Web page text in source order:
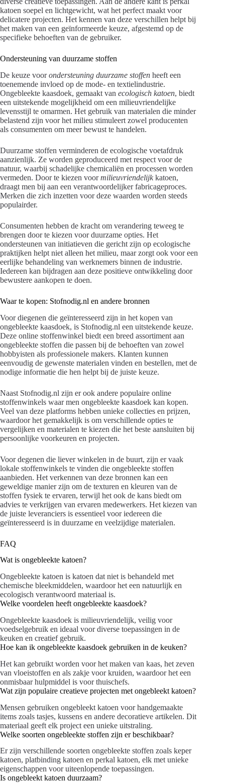
katoen soepel en lichtgewicht, wat het perfect maakt voor
delicatere projecten. Het kennen van deze verschillen helpt bij
het maken van een geïnformeerde keuze, afgestemd op de
specifieke behoeften van de gebruiker.
Ondersteuning van duurzame stoffen
De keuze voorondersteuning duurzame stoffen heeft een
toenemende invloed op de mode- en textielindustrie.
Ongebleekte kaasdoek, gemaakt van ecologisch katoen, biedt
een uitstekende mogelijkheid om een milieuvriendelijke
levensstijl te omarmen. Het gebruik van materialen die minder
belastend zijn voor het milieu stimuleert zowel producenten
als consumenten om meer bewust te handelen.
Duurzame stoffen verminderen de ecologische voetafdruk
aanzienlijk. Ze worden geproduceerd met respect voor de
natuur, waarbij schadelijke chemicaliën en processen worden
vermeden. Door te kiezen voormilieuvriendelijkkatoen,
draagt men bij aan een verantwoordelijker fabricageproces.
Merken die zich inzetten voor deze waarden worden steeds
populairder.
Consumenten hebben de kracht om verandering teweeg te
brengen door te kiezen voor duurzame opties. Het
ondersteunen van initiatieven die gericht zijn op ecologische
praktijken helpt niet alleen het milieu, maar zorgt ook voor een
eerlijke behandeling van werknemers binnen de industrie.
Iedereen kan bijdragen aan deze positieve ontwikkeling door
bewustere aankopen te doen.
Waar te kopen: Stofnodig.nl en andere bronnen
Voor diegenen die geïnteresseerd zijn in het kopen van
ongebleekte kaasdoek, is Stofnodig.nl een uitstekende keuze.
Deze online stoffenwinkel biedt een breed assortiment aan
ongebleekte stoffen die passen bij de behoeften van zowel
hobbyisten als professionele makers. Klanten kunnen
eenvoudig de gewenste materialen vinden en bestellen, met de
nodige informatie die hen helpt bij de juiste keuze.
Naast Stofnodig.nl zijn er ook andere populaire online
stoffenwinkels waar men ongebleekte kaasdoek kan kopen.
Veel van deze platforms hebben unieke collecties en prijzen,
waardoor het gemakkelijk is om verschillende opties te
vergelijken en materialen te kiezen die het beste aansluiten bij
persoonlijke voorkeuren en projecten.
Voor degenen die liever winkelen in de buurt, zijn er vaak
lokale stoffenwinkels te vinden die ongebleekte stoffen
aanbieden. Het verkennen van deze bronnen kan een
geweldige manier zijn om de texturen en kleuren van de
stoffen fysiek te ervaren, terwijl het ook de kans biedt om
advies te verkrijgen van ervaren medewerkers. Het kiezen van
de juiste leveranciers is essentieel voor iedereen die
geïnteresseerd is in duurzame en veelzijdige materialen.
FAQ
Wat is ongebleekte katoen?
Ongebleekte katoen is katoen dat niet is behandeld met
chemische bleekmiddelen, waardoor het een natuurlijk en
ecologisch verantwoord materiaal is.
Welke voordelen heeft ongebleekte kaasdoek?
Ongebleekte kaasdoek is milieuvriendelijk, veilig voor
voedselgebruik en ideaal voor diverse toepassingen in de
keuken en creatief gebruik.
Hoe kan ik ongebleekte kaasdoek gebruiken in de keuken?
Het kan gebruikt worden voor het maken van kaas, het zeven
van vloeistoffen en als zakje voor kruiden, waardoor het een
onmisbaar hulpmiddel is voor thuischefs.
Wat zijn populaire creatieve projecten met ongebleekt katoen?
Mensen gebruiken ongebleekt katoen voor handgemaakte
items zoals tasjes, kussens en andere decoratieve artikelen. Dit
materiaal geeft elk project een unieke uitstraling.
Welke soorten ongebleekte stoffen zijn er beschikbaar?
Er zijn verschillende soorten ongebleekte stoffen zoals keper
katoen, platbinding katoen en perkal katoen, elk met unieke
eigenschappen voor uiteenlopende toepassingen.
Is ongebleekt katoen duurzaam?